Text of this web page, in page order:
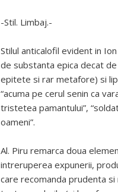
-Stil. Limbaj.-
Stilul anticalofil evident in
de substanta epica decat
epitete si rar metafore) si
“acuma pe cerul senin ca
tristetea pamantului”,
oameni”.
Al. Piru remarca doua
intreruperea expunerii,
care recomanda prudenta